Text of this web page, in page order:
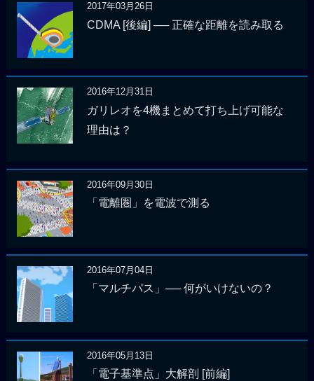
2017年03月26日
CDMA [後編] ── 正確な距離を読み取る
2016年12月31日
ガリレオを4機まとめて打ち上げ可能な
理由は？
2016年09月30日
「電離圏」を電波で測る
2016年07月04日
「マルチパス」── 何がいけないの？
2016年05月13日
「電子基準点」大解剖 [前編]